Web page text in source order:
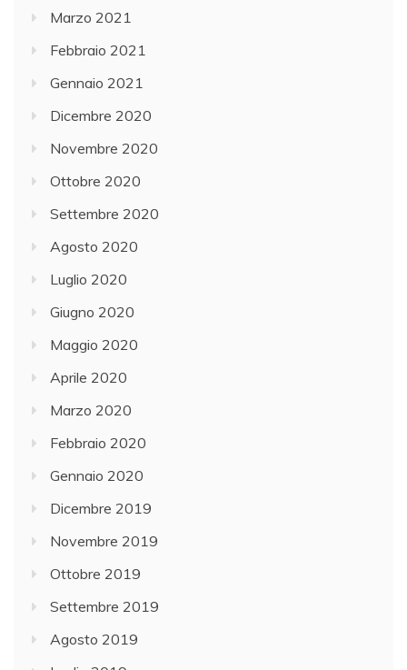
Marzo 2021
Febbraio 2021
Gennaio 2021
Dicembre 2020
Novembre 2020
Ottobre 2020
Settembre 2020
Agosto 2020
Luglio 2020
Giugno 2020
Maggio 2020
Aprile 2020
Marzo 2020
Febbraio 2020
Gennaio 2020
Dicembre 2019
Novembre 2019
Ottobre 2019
Settembre 2019
Agosto 2019